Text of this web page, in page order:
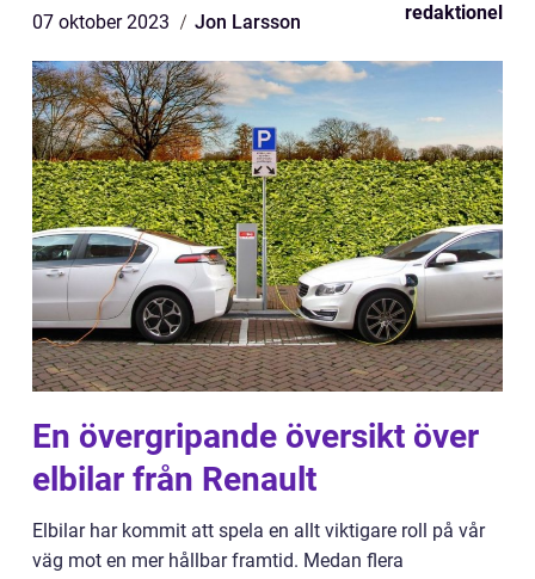
07 oktober 2023 Jon Larsson redaktionel
En övergripande översikt över
elbilar från Renault
Elbilar har kommit att spela en allt viktigare roll på vår
väg mot en mer hållbar framtid. Medan flera